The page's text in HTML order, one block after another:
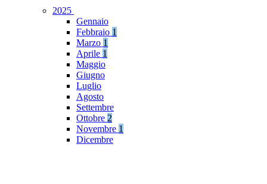
2025
Gennaio
Febbraio 1
Marzo 1
Aprile 1
Maggio
Giugno
Luglio
Agosto
Settembre
Ottobre 2
Novembre 1
Dicembre